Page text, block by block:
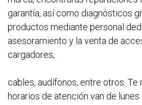
garantía, así como diagnósticos
productos mediante personal
asesoramiento y la venta de
cargadores,
cables, audífonos, entre otros.
horarios de atención van de lunes